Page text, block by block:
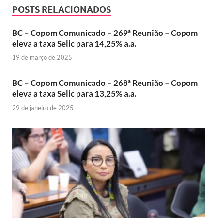
POSTS RELACIONADOS
BC – Copom Comunicado – 269ª Reunião – Copom
eleva a taxa Selic para 14,25% a.a.
19 de março de 2025
BC – Copom Comunicado – 268ª Reunião – Copom
eleva a taxa Selic para 13,25% a.a.
29 de janeiro de 2025